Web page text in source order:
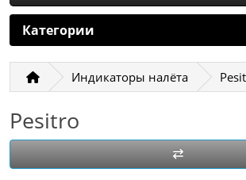
Категории
Индикаторы налёта
Pesitro